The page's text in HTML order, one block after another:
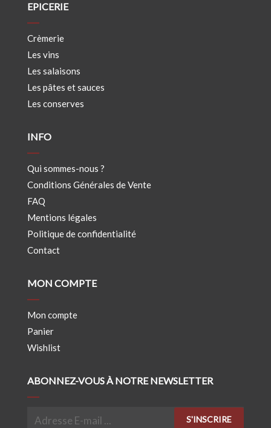
EPICERIE
Crèmerie
Les vins
Les salaisons
Les pâtes et sauces
Les conserves
INFO
Qui sommes-nous ?
Conditions Générales de Vente
FAQ
Mentions légales
Politique de confidentialité
Contact
MON COMPTE
Mon compte
Panier
Wishlist
ABONNEZ-VOUS À NOTRE NEWSLETTER
S'INSCRIRE